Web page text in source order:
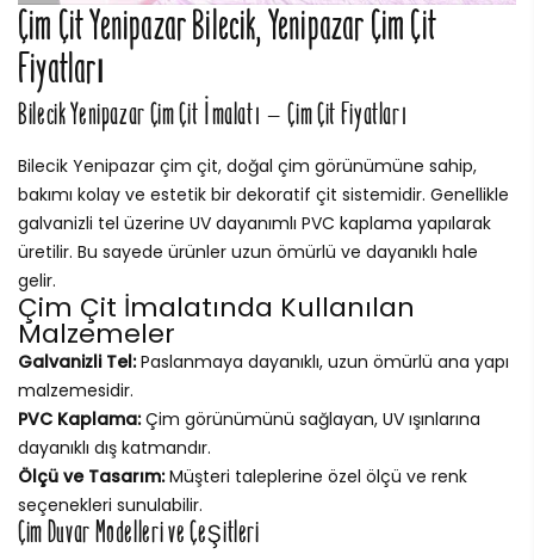
Çim Çit Yenipazar Bilecik, Yenipazar Çim Çit
Fiyatları
Bilecik Yenipazar Çim Çit İmalatı – Çim Çit Fiyatları
Bilecik Yenipazar çim çit, doğal çim görünümüne sahip,
bakımı kolay ve estetik bir dekoratif çit sistemidir. Genellikle
galvanizli tel üzerine UV dayanımlı PVC kaplama yapılarak
üretilir. Bu sayede ürünler uzun ömürlü ve dayanıklı hale
gelir.
Çim Çit İmalatında Kullanılan
Malzemeler
Galvanizli Tel:Paslanmaya dayanıklı, uzun ömürlü ana yapı
malzemesidir.
PVC Kaplama:Çim görünümünü sağlayan, UV ışınlarına
dayanıklı dış katmandır.
Ölçü ve Tasarım:Müşteri taleplerine özel ölçü ve renk
seçenekleri sunulabilir.
Çim Duvar Modelleri ve Çeşitleri